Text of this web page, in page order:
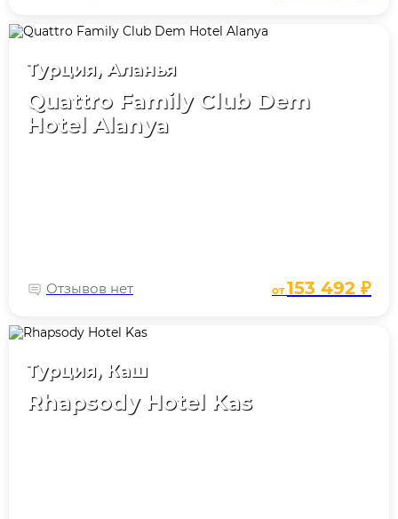
Турция, Аланья
Quattro Family Club Dem
Hotel Alanya
Отзывов нет от153 492 ₽
Турция, Каш
Rhapsody Hotel Kas